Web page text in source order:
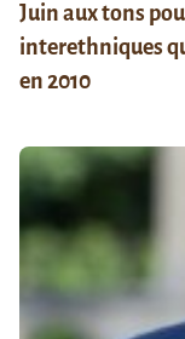
Juin aux tons
interethniques
en 2010